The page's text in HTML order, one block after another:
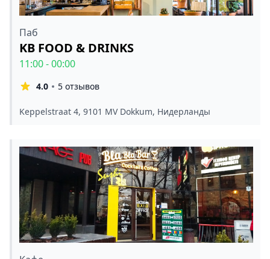
Паб
KB FOOD & DRINKS
11:00 - 00:00
4.0 5 отзывов
Keppelstraat 4, 9101 MV Dokkum, Нидерланды